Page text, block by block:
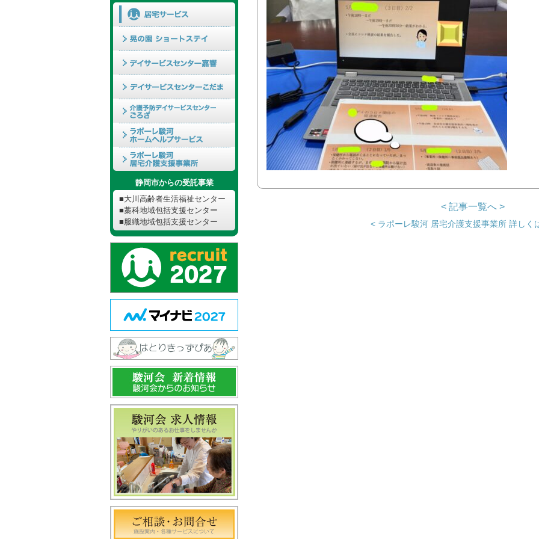
静岡市からの受託事業
■大川高齢者生活福祉センター
■藁科地域包括支援センター
■服織地域包括支援センター
< 記事一覧へ >
< ラポーレ駿河 居宅介護支援事業所 詳しく